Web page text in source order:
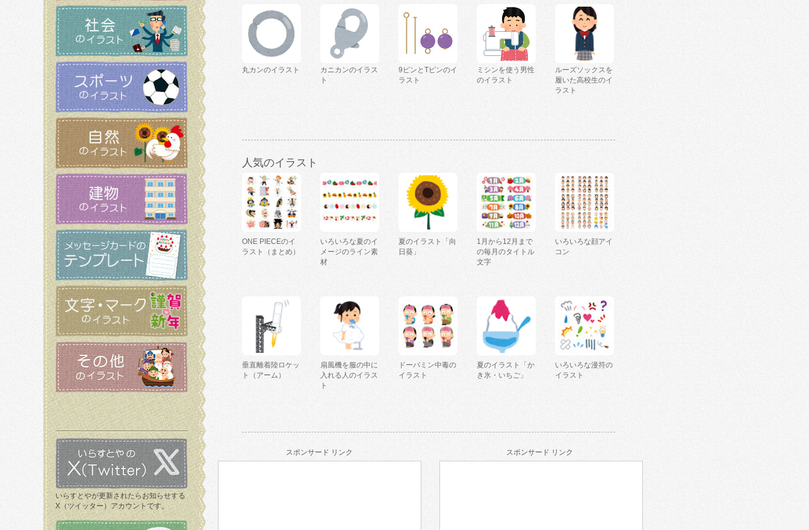
いらすとやが更新されたらお知らせする
X（ツイッター）アカウントです。
丸カンのイラスト
カニカンのイラス
ト
9ピンとTピンのイ
ラスト
ミシンを使う男性
のイラスト
ルーズソックスを
履いた高校生のイ
ラスト
人気のイラスト
ONE PIECEのイ
ラスト（まとめ）
いろいろな夏のイ
メージのライン素
材
夏のイラスト「向
日葵」
1月から12月まで
の毎月のタイトル
文字
いろいろな顔アイ
コン
垂直離着陸ロケッ
ト（アーム）
扇風機を服の中に
入れる人のイラス
ト
ドーパミン中毒の
イラスト
夏のイラスト「か
き氷・いちご」
いろいろな漫符の
イラスト
スポンサード リンク スポンサード リンク